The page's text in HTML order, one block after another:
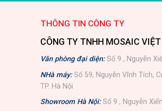
THÔNG TIN CÔNG TY
CÔNG TY TNHH MOSAIC
Văn phòng đại diện:Số 9 , Nguyễn
NHà máy: Số 59, Nguyễn Vĩnh Tích,
TP. Hà Nội
Showroom Hà Nội: Số 9 , Nguyễn